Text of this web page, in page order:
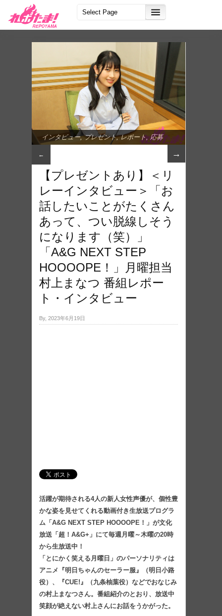
インタビュー,プレゼント,レポート,応募
← →
【プレゼントあり】＜リ
レーインタビュー＞「お
話したいことがたくさん
あって、つい脱線しそう
になります（笑）」
「A&G NEXT STEP
HOOOOPE！」月曜担当
村上まなつ 番組レポー
ト・インタビュー
By, 2023年6月19日
活躍が期待される4人の新人女性声優が、個性豊
かな姿を見せてくれる動画付き生放送プログラ
ム「A&G NEXT STEP HOOOOPE！」が文化
放送「超！A&G+」にて毎週月曜～木曜の20時
から生放送中！
「とにかく笑える月曜日」のパーソナリティは
アニメ『明日ちゃんのセーラー服』（明日小路
役）、『CUE!』（九条柚葉役）などでおなじみ
の村上まなつさん。番組紹介のとおり、放送中
笑顔が絶えない村上さんにお話をうかがった。